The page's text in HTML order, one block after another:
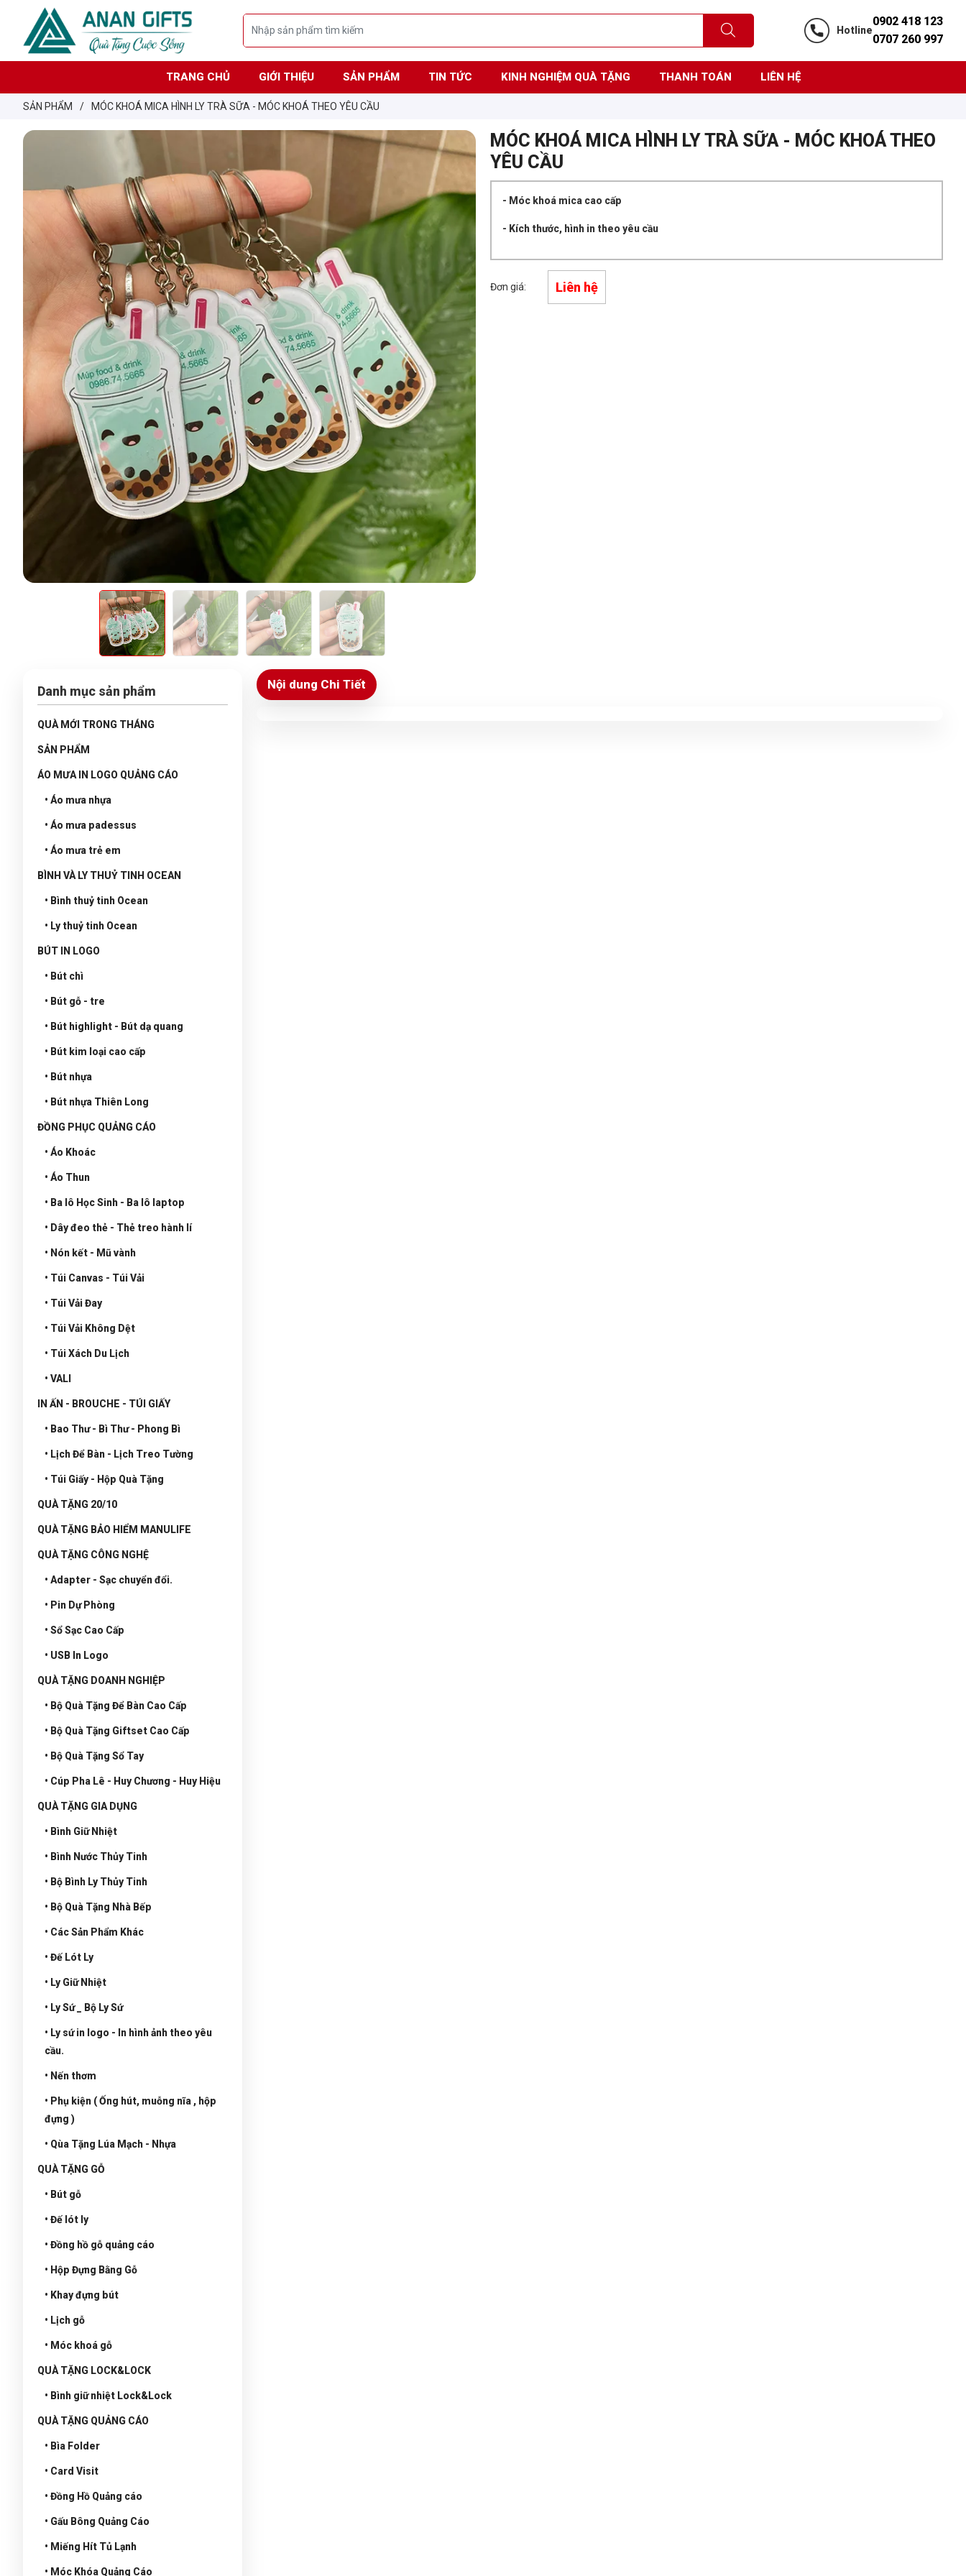
Hotline
0902 418 123
0707 260 997
TRANG CHỦ GIỚI THIỆU SẢN PHẨM TIN TỨC KINH NGHIỆM QUÀ TẶNG THANH TOÁN LIÊN HỆ
SẢN PHẨM / MÓC KHOÁ MICA HÌNH LY TRÀ SỮA - MÓC KHOÁ THEO YÊU CẦU
MÓC KHOÁ MICA HÌNH LY TRÀ SỮA - MÓC KHOÁ THEO
YÊU CẦU
- Móc khoá mica cao cấp
- Kích thước, hình in theo yêu cầu
Đơn giá: Liên hệ
Danh mục sản phẩm
QUÀ MỚI TRONG THÁNG
SẢN PHẨM
ÁO MƯA IN LOGO QUẢNG CÁO
• Áo mưa nhựa
• Áo mưa padessus
• Áo mưa trẻ em
BÌNH VÀ LY THUỶ TINH OCEAN
• Bình thuỷ tinh Ocean
• Ly thuỷ tinh Ocean
BÚT IN LOGO
• Bút chì
• Bút gỗ - tre
• Bút highlight - Bút dạ quang
• Bút kim loại cao cấp
• Bút nhựa
• Bút nhựa Thiên Long
ĐỒNG PHỤC QUẢNG CÁO
• Áo Khoác
• Áo Thun
• Ba lô Học Sinh - Ba lô laptop
• Dây đeo thẻ - Thẻ treo hành lí
• Nón kết - Mũ vành
• Túi Canvas - Túi Vải
• Túi Vải Đay
• Túi Vải Không Dệt
• Túi Xách Du Lịch
• VALI
IN ẤN - BROUCHE - TÚI GIẤY
• Bao Thư - Bì Thư - Phong Bì
• Lịch Để Bàn - Lịch Treo Tường
• Túi Giấy - Hộp Quà Tặng
QUÀ TẶNG 20/10
QUÀ TẶNG BẢO HIỂM MANULIFE
QUÀ TẶNG CÔNG NGHỆ
• Adapter - Sạc chuyển đổi.
• Pin Dự Phòng
• Sổ Sạc Cao Cấp
• USB In Logo
QUÀ TẶNG DOANH NGHIỆP
• Bộ Quà Tặng Để Bàn Cao Cấp
• Bộ Quà Tặng Giftset Cao Cấp
• Bộ Quà Tặng Sổ Tay
• Cúp Pha Lê - Huy Chương - Huy Hiệu
QUÀ TẶNG GIA DỤNG
• Bình Giữ Nhiệt
• Bình Nước Thủy Tinh
• Bộ Bình Ly Thủy Tinh
• Bộ Quà Tặng Nhà Bếp
• Các Sản Phẩm Khác
• Đế Lót Ly
• Ly Giữ Nhiệt
• Ly Sứ _ Bộ Ly Sứ
• Ly sứ in logo - In hình ảnh theo yêu
cầu.
• Nến thơm
• Phụ kiện ( Ống hút, muỗng nĩa , hộp
đựng )
• Qùa Tặng Lúa Mạch - Nhựa
QUÀ TẶNG GỖ
• Bút gỗ
• Đế lót ly
• Đồng hồ gỗ quảng cáo
• Hộp Đựng Bằng Gỗ
• Khay đựng bút
• Lịch gỗ
• Móc khoá gỗ
QUÀ TẶNG LOCK&LOCK
• Bình giữ nhiệt Lock&Lock
QUÀ TẶNG QUẢNG CÁO
• Bìa Folder
• Card Visit
• Đồng Hồ Quảng cáo
• Gấu Bông Quảng Cáo
• Miếng Hít Tủ Lạnh
• Móc Khóa Quảng Cáo
Nội dung Chi Tiết